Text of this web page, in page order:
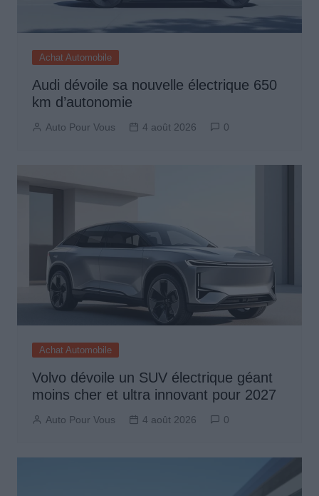
Achat Automobile
Audi dévoile sa nouvelle électrique 650
km d’autonomie
Auto Pour Vous 4 août 2026 0
Achat Automobile
Volvo dévoile un SUV électrique géant
moins cher et ultra innovant pour 2027
Auto Pour Vous 4 août 2026 0